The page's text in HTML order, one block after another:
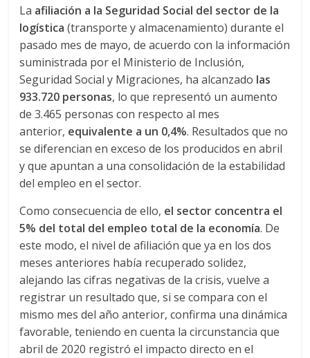
o
r
t
e
d
e
E
q
u
La afiliación a la Seguridad Social del sector de la
logística (transporte y almacenamiento) durante el
pasado mes de mayo, de acuerdo con la información
suministrada por el Ministerio de Inclusión,
Seguridad Social y Migraciones, ha alcanzado las
933.720 personas, lo que representó un aumento
de 3.465 personas con respecto al mes
anterior, equivalente a un 0,4%. Resultados que no
se diferencian en exceso de los producidos en abril
y que apuntan a una consolidación de la estabilidad
del empleo en el sector.
Como consecuencia de ello, el sector concentra el
5% del total del empleo total de la economía. De
este modo, el nivel de afiliación que ya en los dos
meses anteriores había recuperado solidez,
alejando las cifras negativas de la crisis, vuelve a
registrar un resultado que, si se compara con el
mismo mes del año anterior, confirma una dinámica
favorable, teniendo en cuenta la circunstancia que
abril de 2020 registró el impacto directo en el